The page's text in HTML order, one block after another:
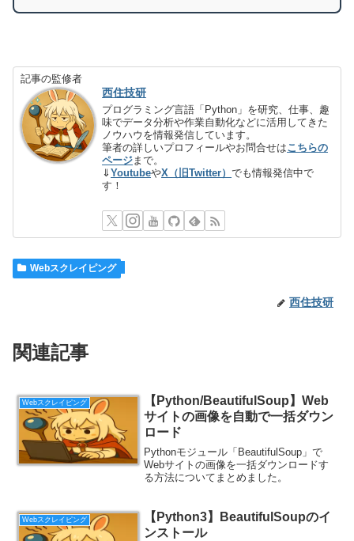
記事の監修者
西住技研
プログラミング言語「Python」を研究、仕事、趣
味でデータ分析や作業自動化などに活用してきた
ノウハウを情報発信しています。
筆者の詳しいプロフィールやお問合せはこちらの
ページまで。
⇓ YoutubeやX（旧Twitter）でも情報発信中で
す！
Webスクレイピング
西住技研
関連記事
Webスクレイピング
【Python/BeautifulSoup】Web
サイトの画像を自動で一括ダウン
ロード
Pythonモジュール「BeautifulSoup」で
Webサイトの画像を一括ダウンロードす
る方法についてまとめました。
Webスクレイピング
【Python3】BeautifulSoupのイ
ンストール